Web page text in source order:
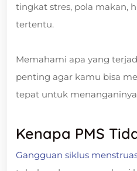
tingkat stres, pola makan,
tertentu.
Memahami apa yang
penting agar kamu bisa
tepat untuk
Kenapa PMS
Gangguan siklus